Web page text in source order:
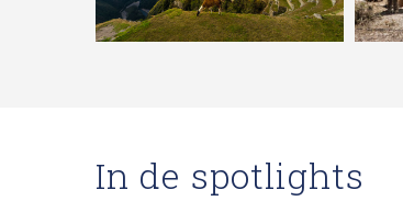
In de spotlights